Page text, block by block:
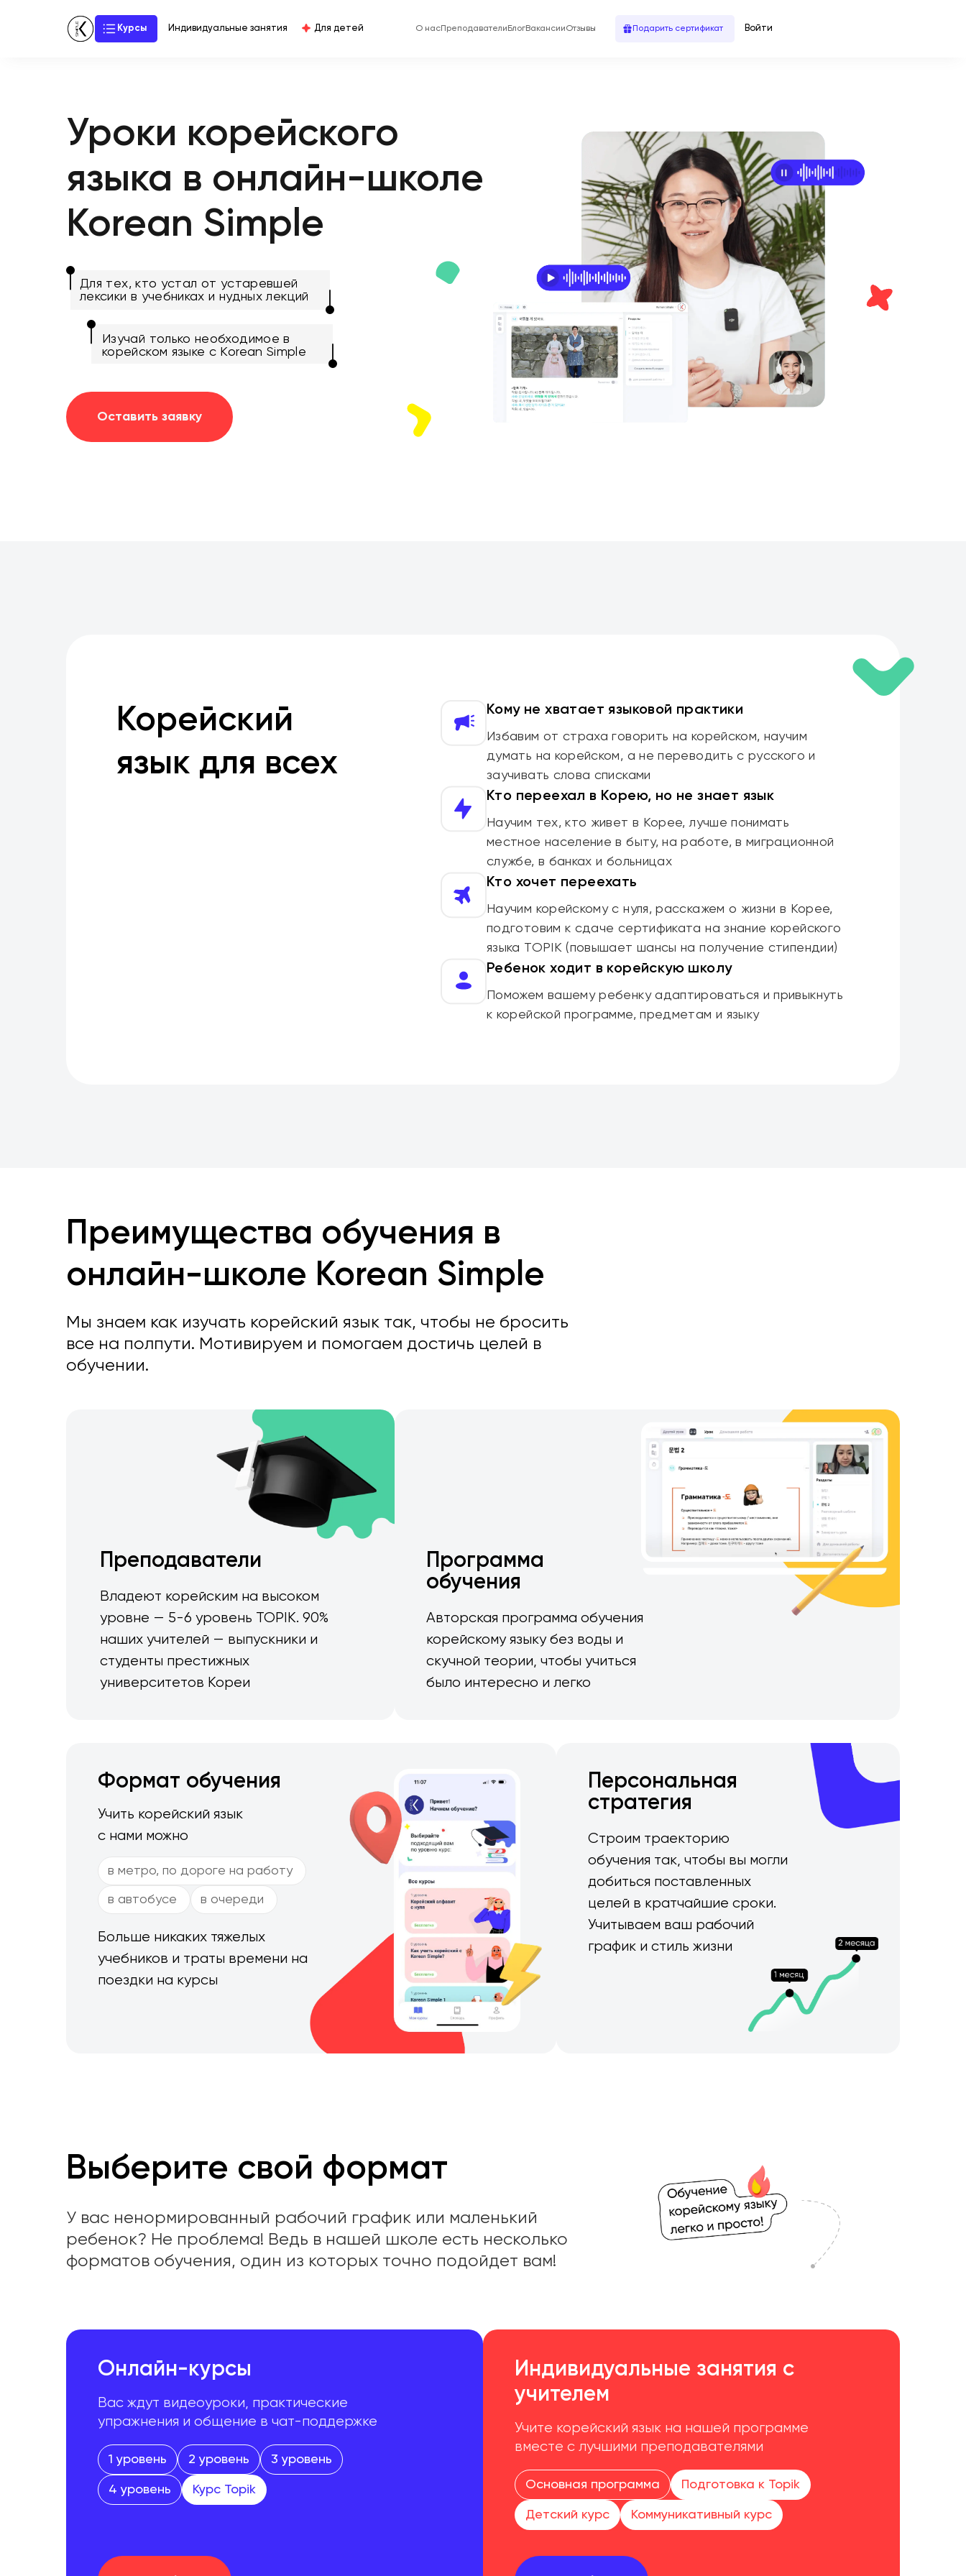
Курсы Индивидуальные занятия Для детей О насПреподаватели БлогВакансииОтзывы Подарить сертификат Войти
Уроки корейского
языка в онлайн-школе
Korean Simple
Для тех, кто устал от устаревшей
лексики в учебниках и нудных лекций
Изучай только необходимое в
корейском языке с Korean Simple
Оставить заявку
Корейский
язык для всех
Кому не хватает языковой практики
Избавим от страха говорить на корейском, научим
думать на корейском, а не переводить с русского и
заучивать слова списками
Кто переехал в Корею, но не знает язык
Научим тех, кто живет в Корее, лучше понимать
местное население в быту, на работе, в миграционной
службе, в банках и больницах
Кто хочет переехать
Научим корейскому с нуля, расскажем о жизни в Корее,
подготовим к сдаче сертификата на знание корейского
языка TOPIK (повышает шансы на получение стипендии)
Ребенок ходит в корейскую школу
Поможем вашему ребенку адаптироваться и привыкнуть
к корейской программе, предметам и языку
Преимущества обучения в
онлайн-школе Korean Simple
Мы знаем как изучать корейский язык так, чтобы не бросить
все на полпути. Мотивируем и помогаем достичь целей в
обучении.
Преподаватели
Владеют корейским на высоком
уровне — 5-6 уровень TOPIK. 90%
наших учителей — выпускники и
студенты престижных
университетов Кореи
Программа
обучения
Авторская программа обучения
корейскому языку без воды и
скучной теории, чтобы учиться
было интересно и легко
Формат обучения
Учить корейский язык
с нами можно
в метро, по дороге на работу
в автобусе в очереди
Больше никаких тяжелых
учебников и траты времени на
поездки на курсы
Персональная
стратегия
Строим траекторию
обучения так, чтобы вы могли
добиться поставленных
целей в кратчайшие сроки.
Учитываем ваш рабочий
график и стиль жизни
Выберите свой формат
У вас ненормированный рабочий график или маленький
ребенок? Не проблема! Ведь в нашей школе есть несколько
форматов обучения, один из которых точно подойдет вам!
Онлайн-курсы
Вас ждут видеоуроки, практические
упражнения и общение в чат-поддержке
1 уровень 2 уровень 3 уровень
4 уровень Курс Topik
Индивидуальные занятия с
учителем
Учите корейский язык на нашей программе
вместе с лучшими преподавателями
Основная программа Подготовка к Topik
Детский курс Коммуникативный курс